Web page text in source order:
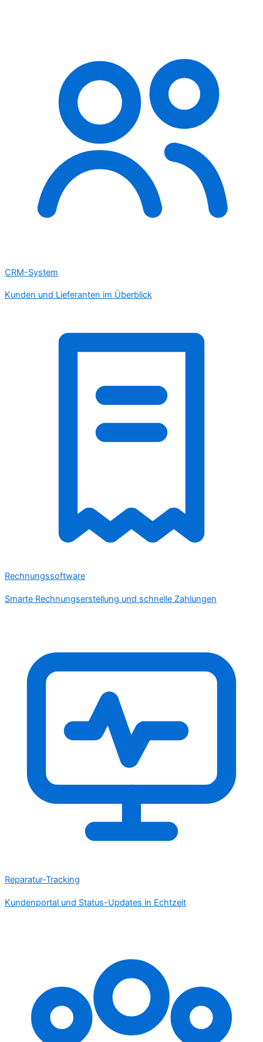
CRM-System
Kunden und Lieferanten im Überblick
Rechnungssoftware
Smarte Rechnungserstellung und schnelle Zahlungen
Reparatur-Tracking
Kundenportal und Status-Updates in Echtzeit